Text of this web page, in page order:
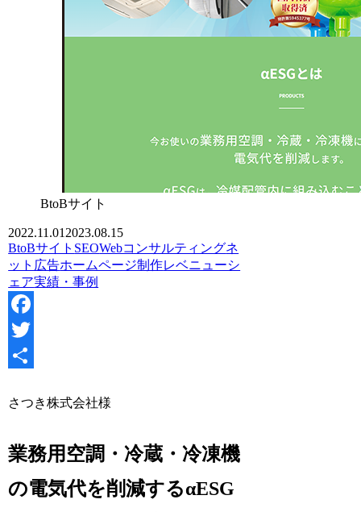
BtoBサイト
2022.11.01 2023.08.15
BtoBサイト SEOWebコンサルティングネ
ット広告ホームページ制作レベニューシ
ェア実績・事例
Facebook
Twitter
有
さつき株式会社様
業務用空調・冷蔵・冷凍機
の電気代を削減するαESG